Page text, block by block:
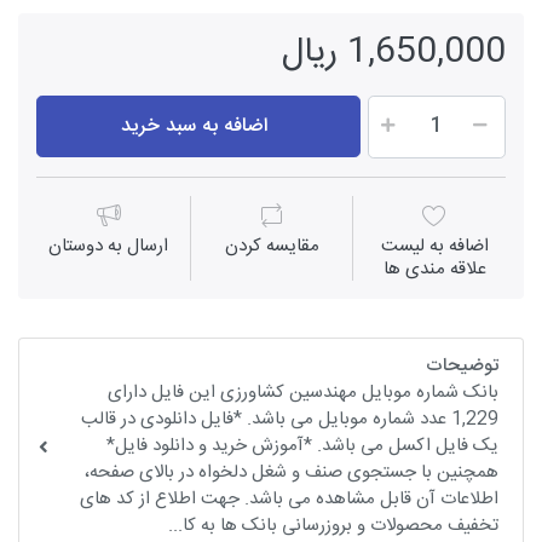
1,650,000 ریال
اضافه به سبد خرید
اضافه به لیست
علاقه مندی ها
مقايسه كردن ارسال به دوستان
توضیحات
بانک شماره موبایل مهندسین کشاورزی این فایل دارای
1,229 عدد شماره موبایل می باشد. *فایل دانلودی در قالب
یک فایل اکسل می باشد. *آموزش خرید و دانلود فایل*
همچنین با جستجوی صنف و شغل دلخواه در بالای صفحه،
اطلاعات آن قابل مشاهده می باشد. جهت اطلاع از کد های
تخفیف محصولات و بروزرسانی بانک ها به کا...